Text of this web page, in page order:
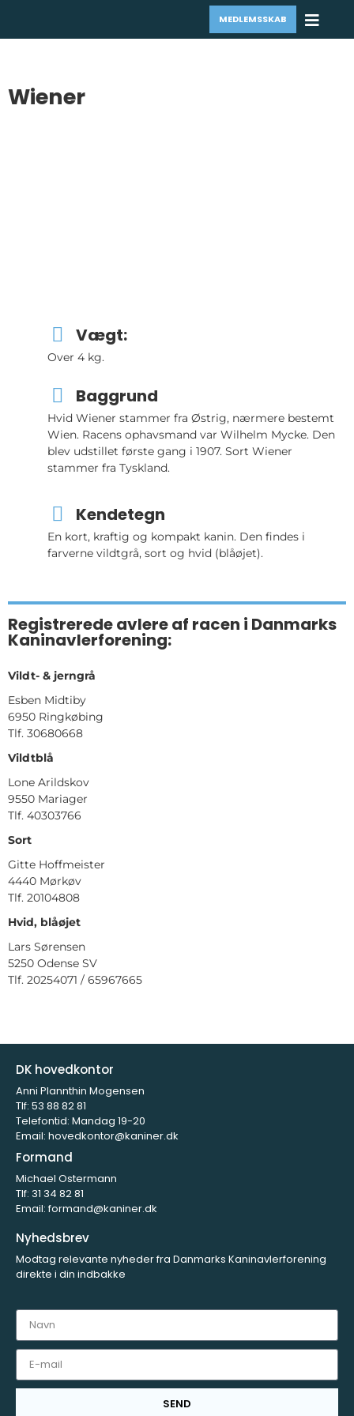
MEDLEMSSKAB
Wiener
Vægt:
Over 4 kg.
Baggrund
Hvid Wiener stammer fra Østrig, nærmere bestemt
Wien. Racens ophavsmand var Wilhelm Mycke. Den
blev udstillet første gang i 1907. Sort Wiener
stammer fra Tyskland.
Kendetegn
En kort, kraftig og kompakt kanin. Den findes i
farverne vildtgrå, sort og hvid (blåøjet).
Registrerede avlere af racen i Danmarks
Kaninavlerforening:
Vildt- & jerngrå
Esben Midtiby
6950 Ringkøbing
Tlf. 30680668
Vildtblå
Lone Arildskov
9550 Mariager
Tlf. 40303766
Sort
Gitte Hoffmeister
4440 Mørkøv
Tlf. 20104808
Hvid, blåøjet
Lars Sørensen
5250 Odense SV
Tlf. 20254071 / 65967665
DK hovedkontor
Anni Plannthin Mogensen
Tlf: 53 88 82 81
Telefontid: Mandag 19-20
Email: hovedkontor@kaniner.dk
Formand
Michael Ostermann
Tlf: 31 34 82 81
Email:formand@kaniner.dk
Nyhedsbrev
Modtag relevante nyheder fra Danmarks Kaninavlerforening
direkte i din indbakke
SEND